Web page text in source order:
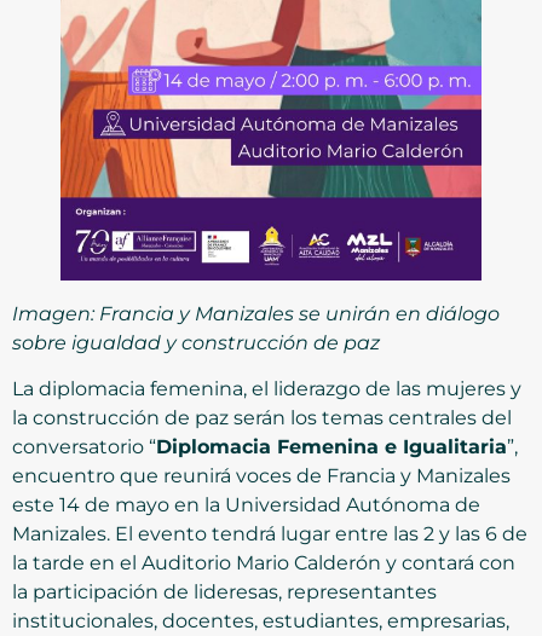
Imagen: Francia y Manizales se unirán en diálogo
sobre igualdad y construcción de paz
La diplomacia femenina, el liderazgo de las mujeres y
la construcción de paz serán los temas centrales del
conversatorio “Diplomacia Femenina e Igualitaria”,
encuentro que reunirá voces de Francia y Manizales
este 14 de mayo en la Universidad Autónoma de
Manizales. El evento tendrá lugar entre las 2 y las 6 de
la tarde en el Auditorio Mario Calderón y contará con
la participación de lideresas, representantes
institucionales, docentes, estudiantes, empresarias,